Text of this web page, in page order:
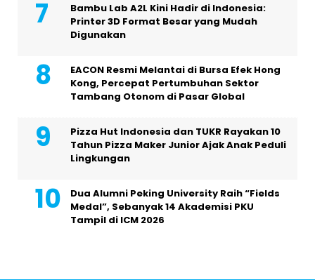
Bambu Lab A2L Kini Hadir di Indonesia:
Printer 3D Format Besar yang Mudah
Digunakan
EACON Resmi Melantai di Bursa Efek Hong
Kong, Percepat Pertumbuhan Sektor
Tambang Otonom di Pasar Global
Pizza Hut Indonesia dan TUKR Rayakan 10
Tahun Pizza Maker Junior Ajak Anak Peduli
Lingkungan
Dua Alumni Peking University Raih “Fields
Medal”, Sebanyak 14 Akademisi PKU
Tampil di ICM 2026